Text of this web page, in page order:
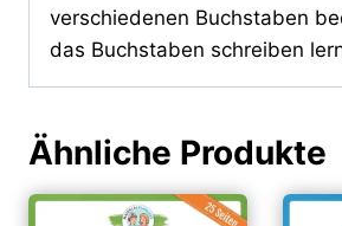
verschiedenen Buchstaben
das Buchstaben schreiben
Ähnliche Produkte